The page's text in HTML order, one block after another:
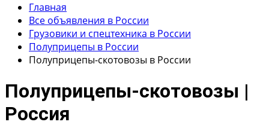
Главная
Все объявления в России
Грузовики и спецтехника в России
Полуприцепы в России
Полуприцепы-скотовозы в России
Полуприцепы-скотовозы |
Россия